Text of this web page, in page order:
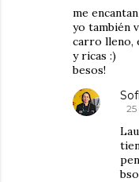
me
yo también
carro lleno,
y ricas :)
besos!
25